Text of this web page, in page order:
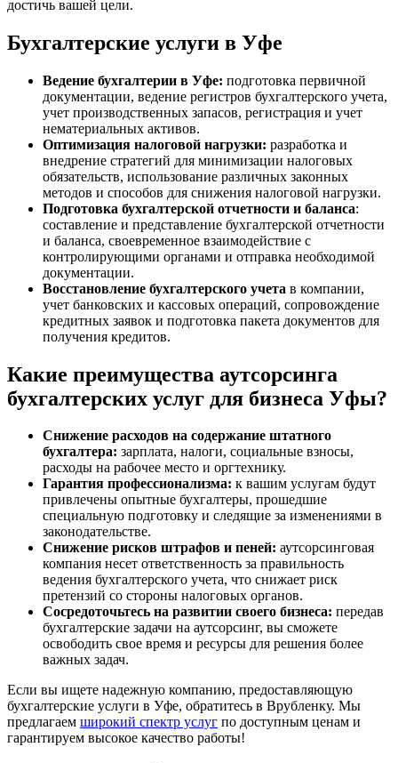
достичь вашей цели.
Бухгалтерские услуги в Уфе
Ведение бухгалтерии в Уфе: подготовка первичной
документации, ведение регистров бухгалтерского учета,
учет производственных запасов, регистрация и учет
нематериальных активов.
Оптимизация налоговой нагрузки: разработка и
внедрение стратегий для минимизации налоговых
обязательств, использование различных законных
методов и способов для снижения налоговой нагрузки.
Подготовка бухгалтерской отчетности и баланса:
составление и представление бухгалтерской отчетности
и баланса, своевременное взаимодействие с
контролирующими органами и отправка необходимой
документации.
Восстановление бухгалтерского учета в компании,
учет банковских и кассовых операций, сопровождение
кредитных заявок и подготовка пакета документов для
получения кредитов.
Какие преимущества аутсорсинга
бухгалтерских услуг для бизнеса Уфы?
Снижение расходов на содержание штатного
бухгалтера: зарплата, налоги, социальные взносы,
расходы на рабочее место и оргтехнику.
Гарантия профессионализма: к вашим услугам будут
привлечены опытные бухгалтеры, прошедшие
специальную подготовку и следящие за изменениями в
законодательстве.
Снижение рисков штрафов и пеней: аутсорсинговая
компания несет ответственность за правильность
ведения бухгалтерского учета, что снижает риск
претензий со стороны налоговых органов.
Сосредоточьтесь на развитии своего бизнеса: передав
бухгалтерские задачи на аутсорсинг, вы сможете
освободить свое время и ресурсы для решения более
важных задач.
Если вы ищете надежную компанию, предоставляющую
бухгалтерские услуги в Уфе, обратитесь в Врубленку. Мы
предлагаем широкий спектр услуг по доступным ценам и
гарантируем высокое качество работы!